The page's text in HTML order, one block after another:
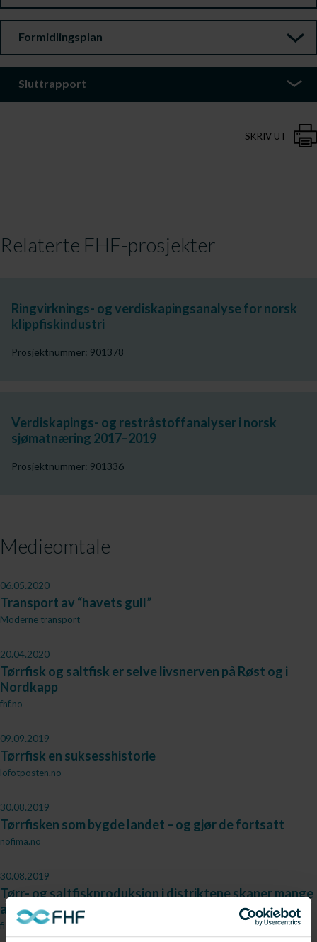
Formidlingsplan
Sluttrapport
SKRIV UT
Relaterte FHF-prosjekter
Ringvirknings- og verdiskapingsanalyse for norsk
klippfiskindustri
Prosjektnummer: 901378
Verdiskapings- og restråstoffanalyser i norsk
sjømatnæring 2017–2019
Prosjektnummer: 901336
Medieomtale
06.05.2020
Transport av “havets gull”
Moderne transport
20.04.2020
Tørrfisk og saltfisk er selve livsnerven på Røst og i
Nordkapp
fhf.no
09.09.2019
Tørrfisk en suksesshistorie
lofotposten.no
30.08.2019
Tørrfisken som bygde landet – og gjør de fortsatt
nofima.no
30.08.2019
Tørr- og saltfiskproduksjon i distriktene skaper mange
arbeidsplasser i storbyene
fiskeribladet.no (passord)